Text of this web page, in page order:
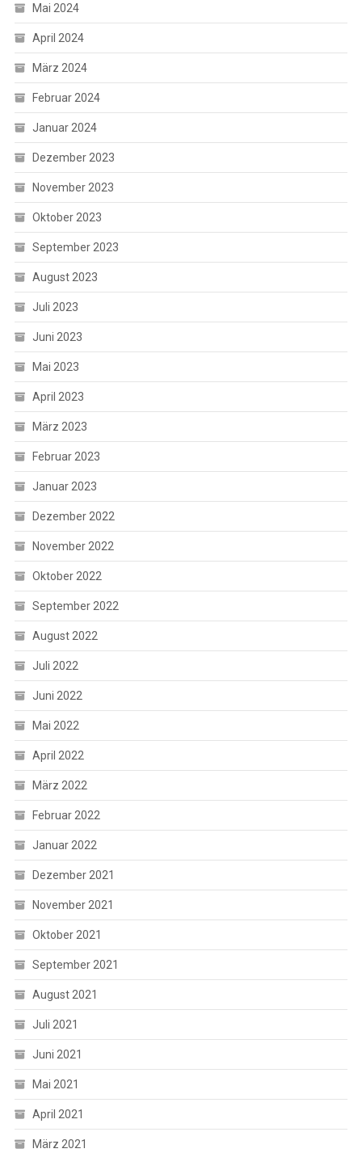
Mai 2024
April 2024
März 2024
Februar 2024
Januar 2024
Dezember 2023
November 2023
Oktober 2023
September 2023
August 2023
Juli 2023
Juni 2023
Mai 2023
April 2023
März 2023
Februar 2023
Januar 2023
Dezember 2022
November 2022
Oktober 2022
September 2022
August 2022
Juli 2022
Juni 2022
Mai 2022
April 2022
März 2022
Februar 2022
Januar 2022
Dezember 2021
November 2021
Oktober 2021
September 2021
August 2021
Juli 2021
Juni 2021
Mai 2021
April 2021
März 2021